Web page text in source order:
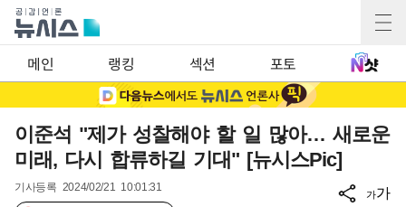
메인 랭킹 섹션 포토
이준석 "제가 성찰해야 할 일 많아… 새로운
미래, 다시 합류하길 기대" [뉴시스Pic]
기사등록 2024/02/21 10:01:31
가가